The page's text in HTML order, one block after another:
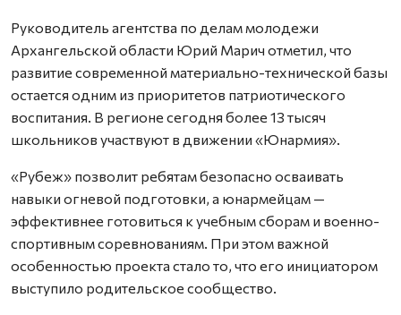
Руководитель агентства по делам молодежи
Архангельской области Юрий Марич отметил, что
развитие современной материально-технической базы
остается одним из приоритетов патриотического
воспитания. В регионе сегодня более 13 тысяч
школьников участвуют в движении «Юнармия».
«Рубеж» позволит ребятам безопасно осваивать
навыки огневой подготовки, а юнармейцам —
эффективнее готовиться к учебным сборам и военно-
спортивным соревнованиям. При этом важной
особенностью проекта стало то, что его инициатором
выступило родительское сообщество.